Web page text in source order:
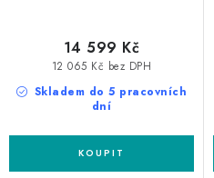
Skladem do 5 pracovních
dní
12 065 Kč bez DPH
14 599 Kč